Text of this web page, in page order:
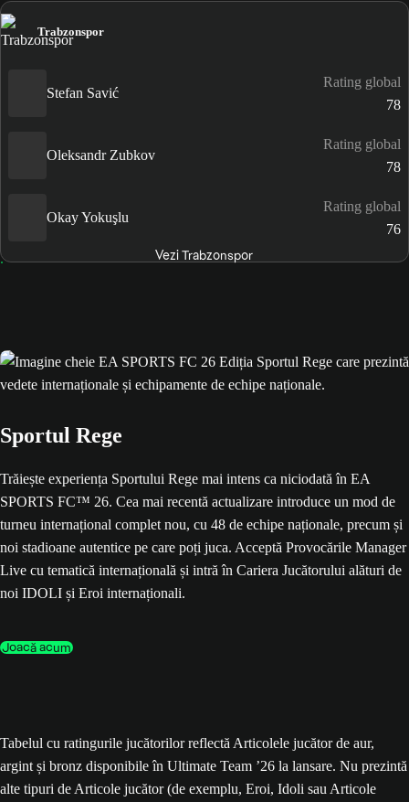
Trabzonspor
Stefan Savić
Rating global
78
Oleksandr Zubkov
Rating global
78
Okay Yokuşlu
Rating global
76
Vezi Trabzonspor
Sportul Rege
Trăiește experiența Sportului Rege mai intens ca niciodată în EA
SPORTS FC™ 26. Cea mai recentă actualizare introduce un mod de
turneu internațional complet nou, cu 48 de echipe naționale, precum și
noi stadioane autentice pe care poți juca. Acceptă Provocările Manager
Live cu tematică internațională și intră în Cariera Jucătorului alături de
noi IDOLI și Eroi internaționali.
Joacă acum
Tabelul cu ratingurile jucătorilor reflectă Articolele jucător de aur,
argint și bronz disponibile în Ultimate Team ’26 la lansare. Nu prezintă
alte tipuri de Articole jucător (de exemplu, Eroi, Idoli sau Articole